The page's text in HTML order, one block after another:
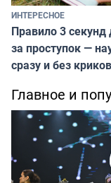
ИНТЕРЕСНОЕ
Правило 3 секунд
за проступок —
сразу и без криков
Главное и